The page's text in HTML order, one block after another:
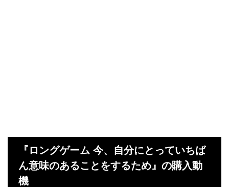
『ロングゲーム 今、自分にとっていちば
ん意味のあることをするため』の購入動
機